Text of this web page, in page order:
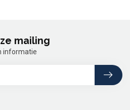
mailing
informatie